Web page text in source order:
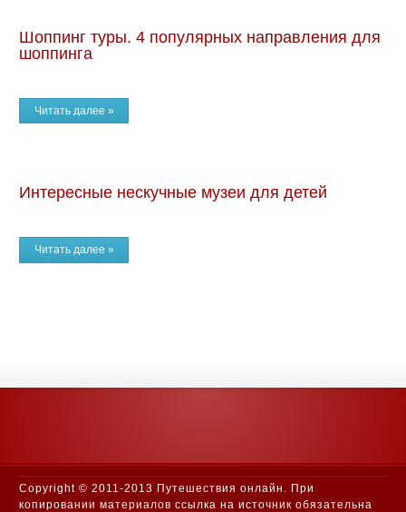
Шоппинг туры. 4 популярных направления для
шоппинга
Читать далее »
Интересные нескучные музеи для детей
Читать далее »
Copyright © 2011-2013 Путешествия онлайн. При
копировании материалов ссылка на источник обязательна